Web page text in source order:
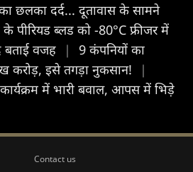
का छलका दर्द... दूतावास के सामने
के पीरियड ब्लड को -80°C फ्रीजर में
बताई वजह
|
9 कंपनियों का
करोड़, इसे तगड़ा नुकसान!
|
में भारी बवाल, आपस में भिड़े
Contact us